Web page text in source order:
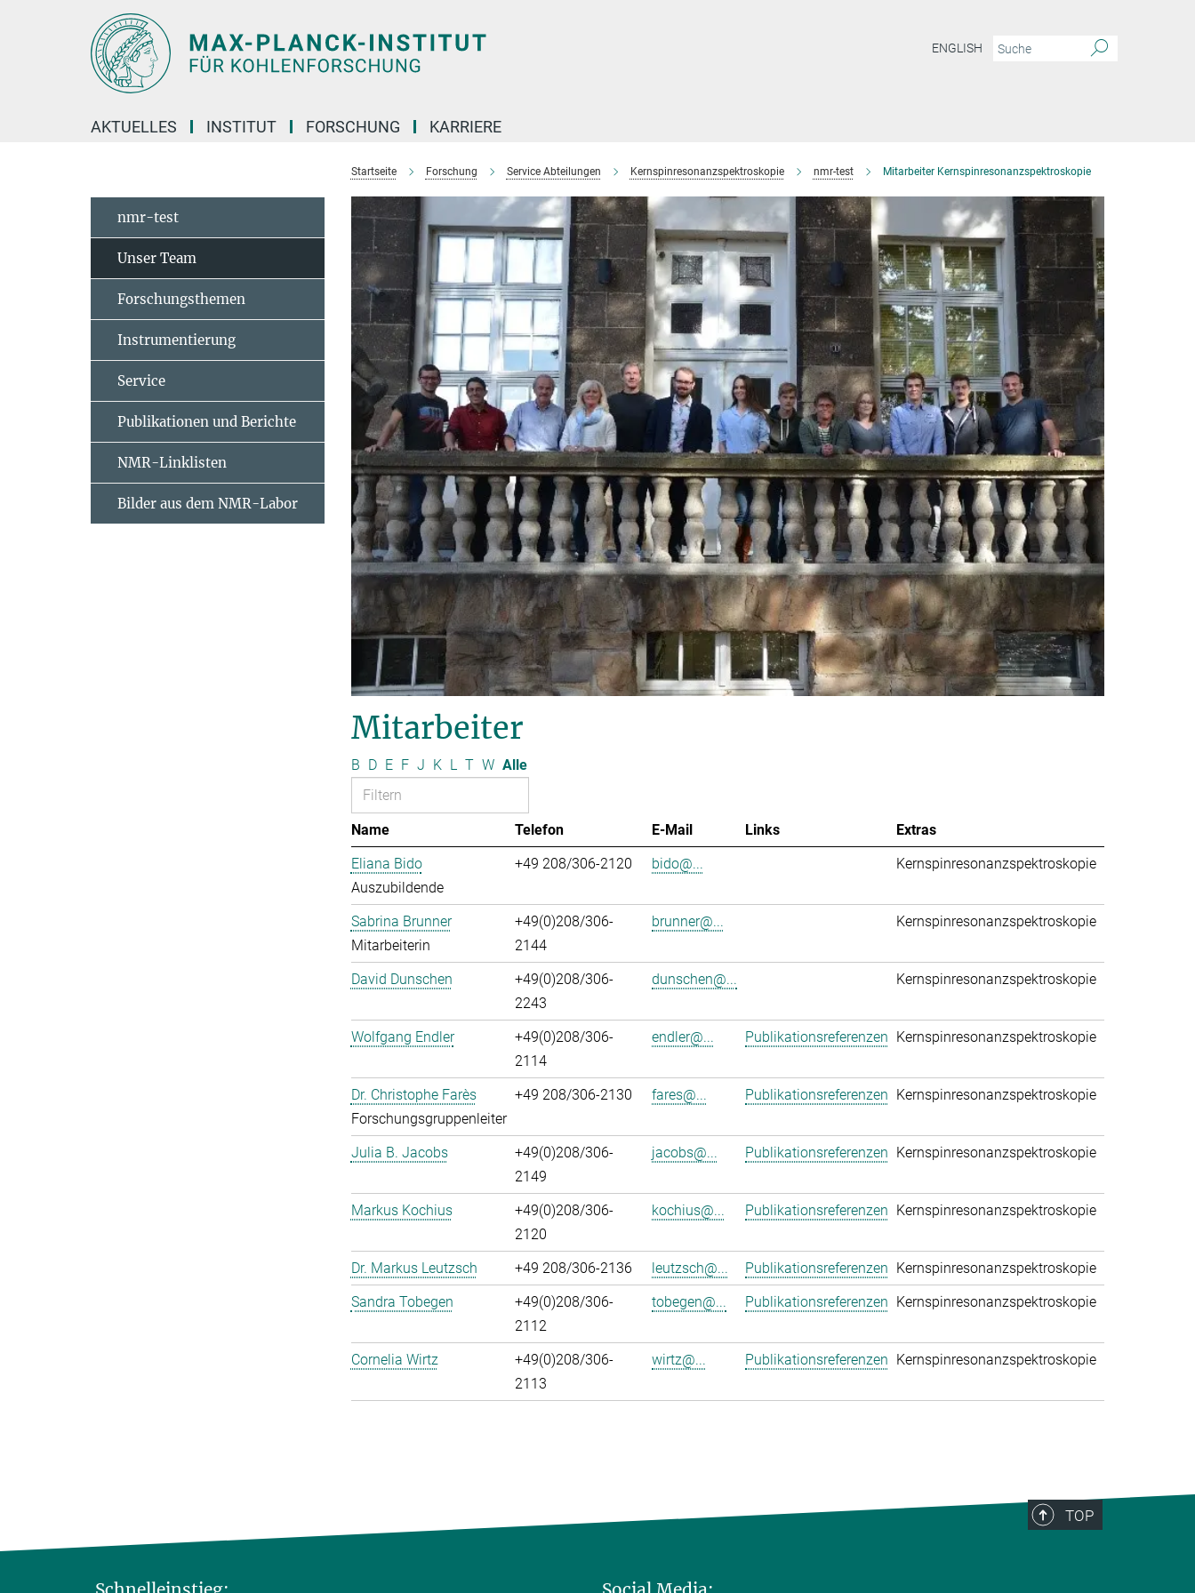
ENGLISH
AKTUELLES INSTITUT FORSCHUNG KARRIERE
Startseite Forschung Service Abteilungen Kernspinresonanzspektroskopie nmr-test Mitarbeiter Kernspinresonanzspektroskopie
Mitarbeiter
B D E F J K L T W Alle
Name Telefon E-Mail Links
Extras
Eliana Bido
Auszubildende
+49 208/306-2120 bido@... Kernspinresonanzspektroskopie
Sabrina Brunner
Mitarbeiterin
+49(0)208/306-
2144
brunner@... Kernspinresonanzspektroskopie
David Dunschen
+49(0)208/306-
2243
dunschen@... Kernspinresonanzspektroskopie
Wolfgang Endler
+49(0)208/306-
2114
endler@... Publikationsreferenzen Kernspinresonanzspektroskopie
Dr. Christophe Farès
Forschungsgruppenleiter
+49 208/306-2130 fares@... Publikationsreferenzen Kernspinresonanzspektroskopie
Julia B. Jacobs
+49(0)208/306-
2149
jacobs@... Publikationsreferenzen Kernspinresonanzspektroskopie
Markus Kochius
+49(0)208/306-
2120
kochius@... Publikationsreferenzen Kernspinresonanzspektroskopie
Dr. Markus Leutzsch +49 208/306-2136 leutzsch@... Publikationsreferenzen Kernspinresonanzspektroskopie
Sandra Tobegen
+49(0)208/306-
2112
tobegen@... Publikationsreferenzen Kernspinresonanzspektroskopie
Cornelia Wirtz
+49(0)208/306-
2113
wirtz@... Publikationsreferenzen Kernspinresonanzspektroskopie
nmr-test
Unser Team
Forschungsthemen
Instrumentierung
Service
Publikationen und Berichte
NMR-Linklisten
Bilder aus dem NMR-Labor
TOP